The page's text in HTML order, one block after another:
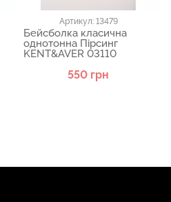
Артикул: 13479
Бейсболка класична
однотонна Пірсинг
KENT&AVER 03110
550 грн